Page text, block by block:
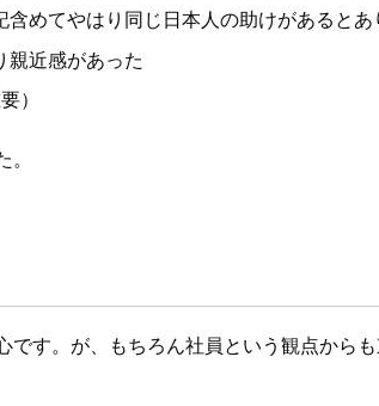
めてやはり同じ日本人の助けがあるとあ
親近感があった
）
す。が、もちろん社員という観点から